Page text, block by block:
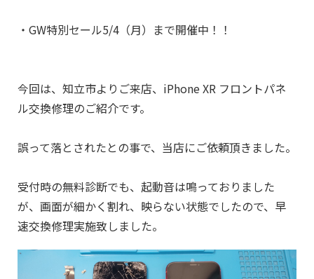
・GW特別セール5/4（月）まで開催中！！
今回は、知立市よりご来店、iPhone XR フロントパネ
ル交換修理のご紹介です。
誤って落とされたとの事で、当店にご依頼頂きました。
受付時の無料診断でも、起動音は鳴っておりました
が、画面が細かく割れ、映らない状態でしたので、早
速交換修理実施致しました。